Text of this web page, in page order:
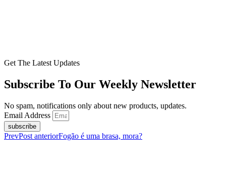
Get The Latest Updates
Subscribe To Our Weekly Newsletter
No spam, notifications only about new products, updates.
Email Address
subscribe
PrevPost anteriorFogão é uma brasa, mora?